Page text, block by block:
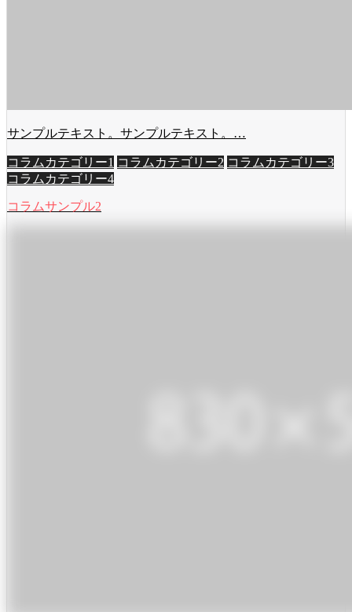
サンプルテキスト。サンプルテキスト。…
コラムカテゴリー1 コラムカテゴリー2 コラムカテゴリー3
コラムカテゴリー4
コラムサンプル2